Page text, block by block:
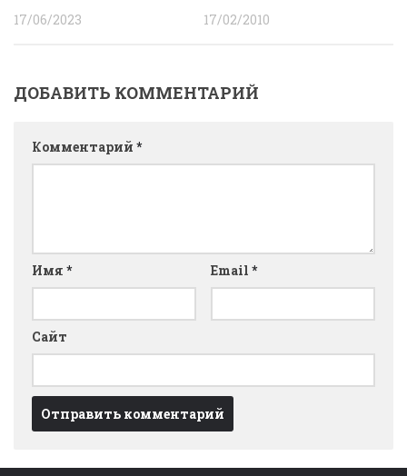
17/06/2023 17/02/2010
ДОБАВИТЬ КОММЕНТАРИЙ
Комментарий *
Имя * Email *
Сайт